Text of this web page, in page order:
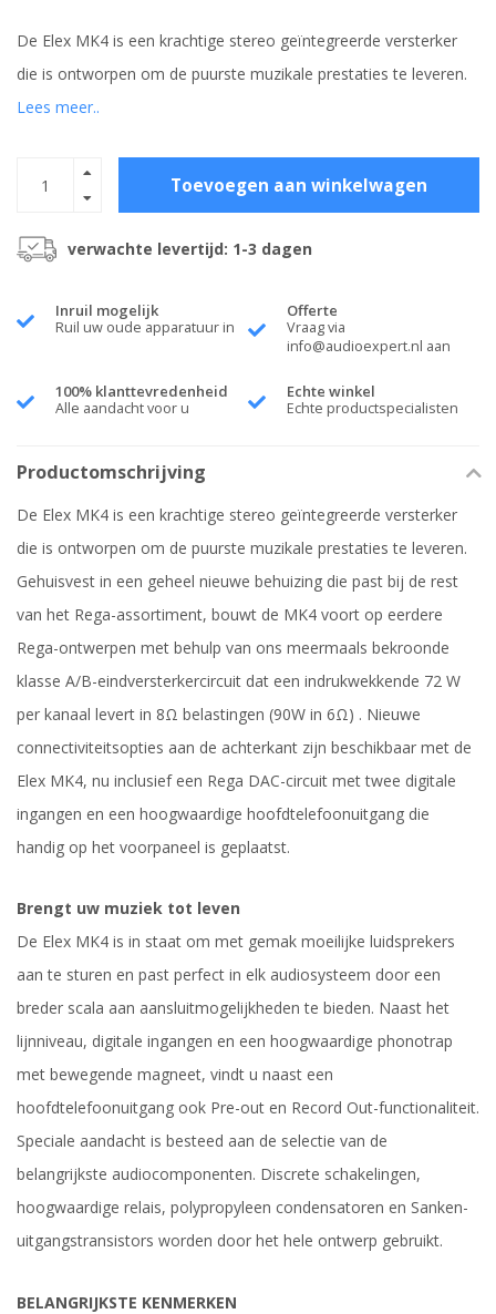
De Elex MK4 is een krachtige stereo geïntegreerde versterker
die is ontworpen om de puurste muzikale prestaties te leveren.
Lees meer..
Toevoegen aan winkelwagen
verwachte levertijd: 1-3 dagen
Inruil mogelijk
Ruil uw oude apparatuur in
Offerte
Vraag via
info@audioexpert.nl aan
100% klanttevredenheid
Alle aandacht voor u
Echte winkel
Echte productspecialisten
Productomschrijving
De Elex MK4 is een krachtige stereo geïntegreerde versterker
die is ontworpen om de puurste muzikale prestaties te leveren.
Gehuisvest in een geheel nieuwe behuizing die past bij de rest
van het Rega-assortiment, bouwt de MK4 voort op eerdere
Rega-ontwerpen met behulp van ons meermaals bekroonde
klasse A/B-eindversterkercircuit dat een indrukwekkende 72 W
per kanaal levert in 8Ω belastingen (90W in 6Ω) . Nieuwe
connectiviteitsopties aan de achterkant zijn beschikbaar met de
Elex MK4, nu inclusief een Rega DAC-circuit met twee digitale
ingangen en een hoogwaardige hoofdtelefoonuitgang die
handig op het voorpaneel is geplaatst.
Brengt uw muziek tot leven
De Elex MK4 is in staat om met gemak moeilijke luidsprekers
aan te sturen en past perfect in elk audiosysteem door een
breder scala aan aansluitmogelijkheden te bieden. Naast het
lijnniveau, digitale ingangen en een hoogwaardige phonotrap
met bewegende magneet, vindt u naast een
hoofdtelefoonuitgang ook Pre-out en Record Out-functionaliteit.
Speciale aandacht is besteed aan de selectie van de
belangrijkste audiocomponenten. Discrete schakelingen,
hoogwaardige relais, polypropyleen condensatoren en Sanken-
uitgangstransistors worden door het hele ontwerp gebruikt.
BELANGRIJKSTE KENMERKEN